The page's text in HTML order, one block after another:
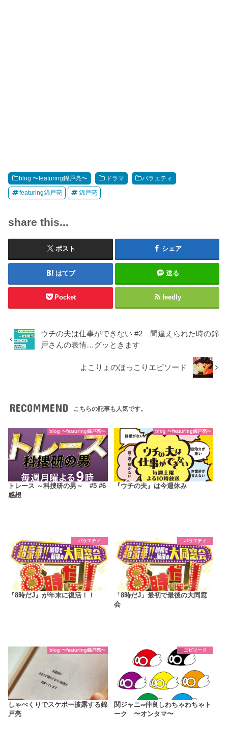
blog 〜featuring錦戸亮〜 ドラマ バラエティ
featuring錦戸亮 錦戸亮
share this...
ポスト シェア
はてブ 送る
Pocket feedly
ウチの夫は仕事ができない #2 間違えられた時の錦
戸さんの表情…グッときます
よこりょのほっこりエピソード
RECOMMEND こちらの記事も人気です。
blog 〜featuring錦戸亮〜
トレース ～科捜研の男～ #5 #6
感想
blog 〜featuring錦戸亮〜
『ウチの夫』は今週休み
バラエティ
『8時だJ』が年末に復活！！
バラエティ
「8時だJ」最初で最後の大同窓
会
blog 〜featuring錦戸亮〜
しゃべくりでスケボー披露する錦
戸亮
エピソード
関ジャニ∞仲良しわちゃわちゃト
ーク 〜オンタマ〜